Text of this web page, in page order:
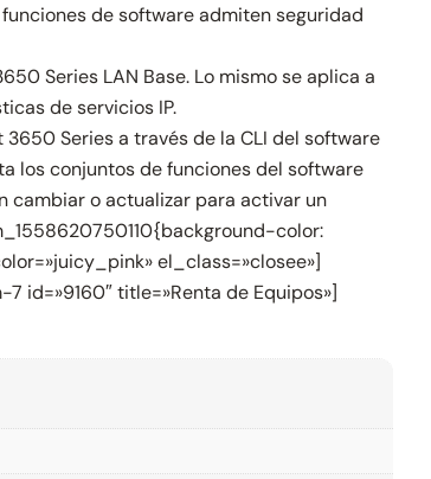
funciones de software admiten seguridad
Series LAN Base. Lo mismo se aplica a
de servicios IP.
Series a través de la CLI del software
los conjuntos de funciones del software
cambiar o actualizar para activar un
color:
el_class=»closee»]
title=»Renta de Equipos»]